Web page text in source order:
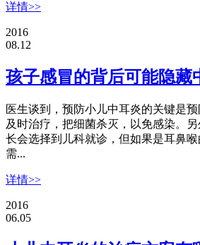
详情>>
2016
08.12
孩子感冒的背后可能隐藏
医生谈到，预防小儿中耳炎的关键是
及时治疗，把细菌杀灭，以免感染。
长会选择到儿科就诊，但如果是耳鼻喉
需...
详情>>
2016
06.05